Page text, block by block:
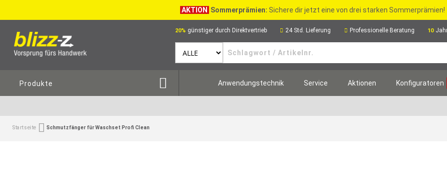
AKTION Sommerprämien: Sichere dir jetzt eine von drei starken Sommerprämien!
20% günstiger durch Direktvertrieb 24 Std. Lieferung Professionelle Beratung 10
Produkte Anwendungstechnik Service Aktionen Konfiguratoren
Startseite Schmutzfänger für Waschset Profi Clean